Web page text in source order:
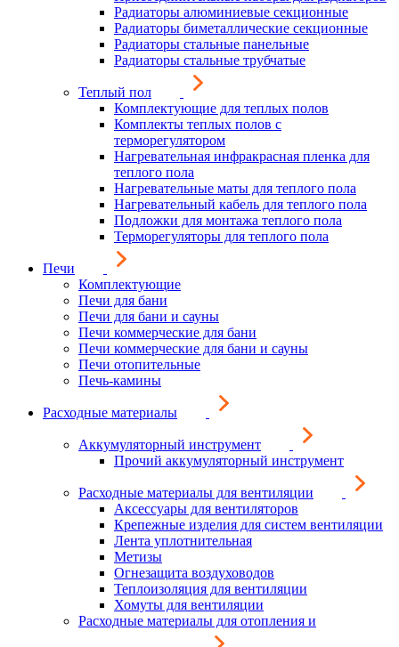
Радиаторы алюминиевые секционные
Радиаторы биметаллические секционные
Радиаторы стальные панельные
Радиаторы стальные трубчатые
Теплый пол
Комплектующие для теплых полов
Комплекты теплых полов с
терморегулятором
Нагревательная инфракрасная пленка для
теплого пола
Нагревательные маты для теплого пола
Нагревательный кабель для теплого пола
Подложки для монтажа теплого пола
Терморегуляторы для теплого пола
Печи
Комплектующие
Печи для бани
Печи для бани и сауны
Печи коммерческие для бани
Печи коммерческие для бани и сауны
Печи отопительные
Печь-камины
Расходные материалы
Аккумуляторный инструмент
Прочий аккумуляторный инструмент
Расходные материалы для вентиляции
Аксессуары для вентиляторов
Крепежные изделия для систем вентиляции
Лента уплотнительная
Метизы
Огнезащита воздуховодов
Теплоизоляция для вентиляции
Хомуты для вентиляции
Расходные материалы для отопления и